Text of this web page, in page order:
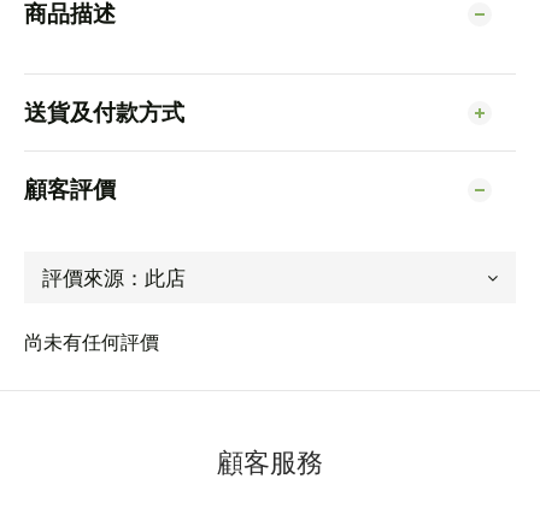
商品描述
送貨及付款方式
顧客評價
尚未有任何評價
顧客服務